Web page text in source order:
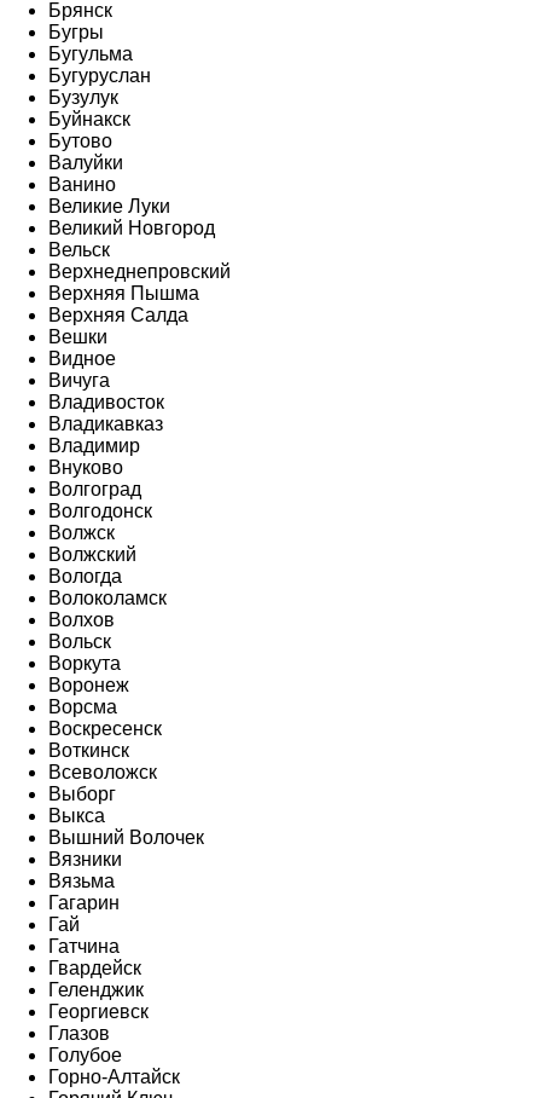
Брянск
Бугры
Бугульма
Бугуруслан
Бузулук
Буйнакск
Бутово
Валуйки
Ванино
Великие Луки
Великий Новгород
Вельск
Верхнеднепровский
Верхняя Пышма
Верхняя Салда
Вешки
Видное
Вичуга
Владивосток
Владикавказ
Владимир
Внуково
Волгоград
Волгодонск
Волжск
Волжский
Вологда
Волоколамск
Волхов
Вольск
Воркута
Воронеж
Ворсма
Воскресенск
Воткинск
Всеволожск
Выборг
Выкса
Вышний Волочек
Вязники
Вязьма
Гагарин
Гай
Гатчина
Гвардейск
Геленджик
Георгиевск
Глазов
Голубое
Горно-Алтайск